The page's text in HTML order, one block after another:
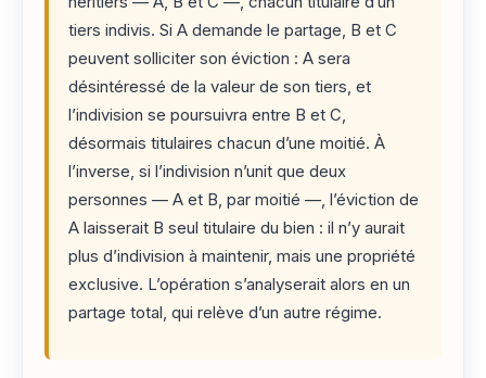
tiers indivis. Si A demande le partage, B et C
peuvent solliciter son éviction : A sera
désintéressé de la valeur de son tiers, et
l’indivision se poursuivra entre B et C,
désormais titulaires chacun d’une moitié. À
l’inverse, si l’indivision n’unit que deux
personnes — A et B, par moitié —, l’éviction de
A laisserait B seul titulaire du bien : il n’y aurait
plus d’indivision à maintenir, mais une propriété
exclusive. L’opération s’analyserait alors en un
partage total, qui relève d’un autre régime.